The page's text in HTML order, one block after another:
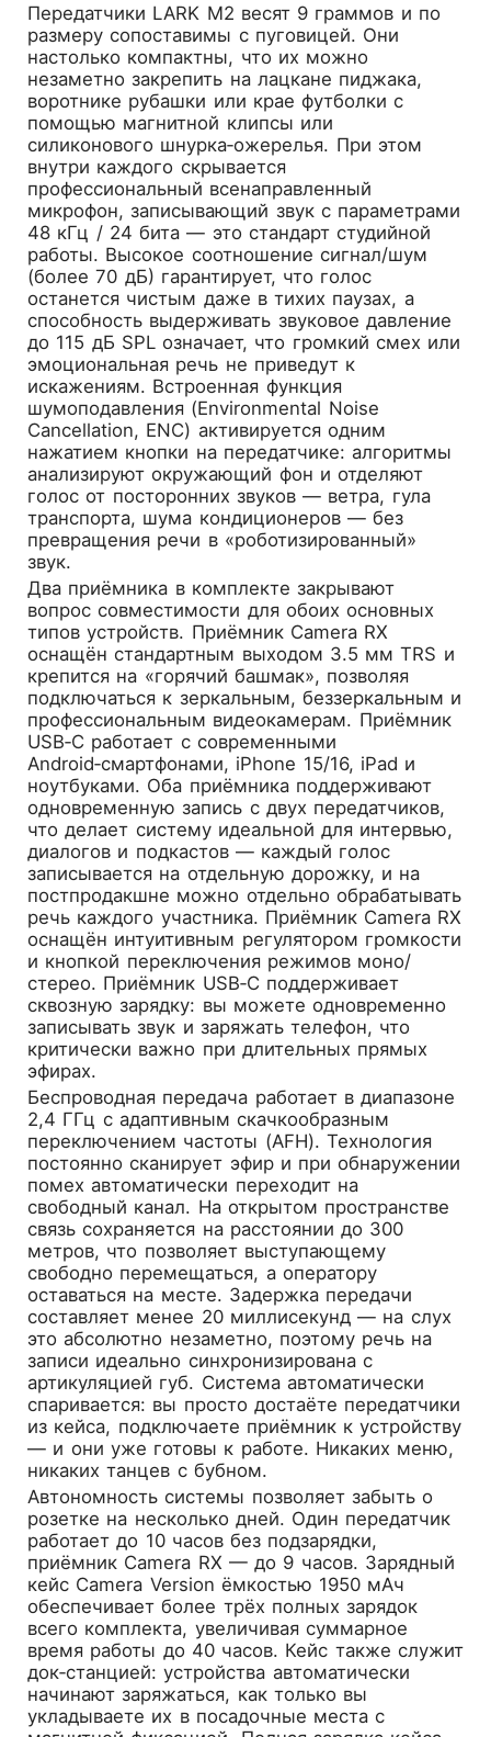
Передатчики LARK M2 весят 9 граммов и по
размеру сопоставимы с пуговицей. Они
настолько компактны, что их можно
незаметно закрепить на лацкане пиджака,
воротнике рубашки или крае футболки с
помощью магнитной клипсы или
силиконового шнурка‑ожерелья. При этом
внутри каждого скрывается
профессиональный всенаправленный
микрофон, записывающий звук с параметрами
48 кГц / 24 бита — это стандарт студийной
работы. Высокое соотношение сигнал/шум
(более 70 дБ) гарантирует, что голос
останется чистым даже в тихих паузах, а
способность выдерживать звуковое давление
до 115 дБ SPL означает, что громкий смех или
эмоциональная речь не приведут к
искажениям. Встроенная функция
шумоподавления (Environmental Noise
Cancellation, ENC) активируется одним
нажатием кнопки на передатчике: алгоритмы
анализируют окружающий фон и отделяют
голос от посторонних звуков — ветра, гула
транспорта, шума кондиционеров — без
превращения речи в «роботизированный»
звук.
Два приёмника в комплекте закрывают
вопрос совместимости для обоих основных
типов устройств. Приёмник Camera RX
оснащён стандартным выходом 3.5 мм TRS и
крепится на «горячий башмак», позволяя
подключаться к зеркальным, беззеркальным и
профессиональным видеокамерам. Приёмник
USB‑C работает с современными
Android‑смартфонами, iPhone 15/16, iPad и
ноутбуками. Оба приёмника поддерживают
одновременную запись с двух передатчиков,
что делает систему идеальной для интервью,
диалогов и подкастов — каждый голос
записывается на отдельную дорожку, и на
постпродакшне можно отдельно обрабатывать
речь каждого участника. Приёмник Camera RX
оснащён интуитивным регулятором громкости
и кнопкой переключения режимов моно/
стерео. Приёмник USB‑C поддерживает
сквозную зарядку: вы можете одновременно
записывать звук и заряжать телефон, что
критически важно при длительных прямых
эфирах.
Беспроводная передача работает в диапазоне
2,4 ГГц с адаптивным скачкообразным
переключением частоты (AFH). Технология
постоянно сканирует эфир и при обнаружении
помех автоматически переходит на
свободный канал. На открытом пространстве
связь сохраняется на расстоянии до 300
метров, что позволяет выступающему
свободно перемещаться, а оператору
оставаться на месте. Задержка передачи
составляет менее 20 миллисекунд — на слух
это абсолютно незаметно, поэтому речь на
записи идеально синхронизирована с
артикуляцией губ. Система автоматически
спаривается: вы просто достаёте передатчики
из кейса, подключаете приёмник к устройству
— и они уже готовы к работе. Никаких меню,
никаких танцев с бубном.
Автономность системы позволяет забыть о
розетке на несколько дней. Один передатчик
работает до 10 часов без подзарядки,
приёмник Camera RX — до 9 часов. Зарядный
кейс Camera Version ёмкостью 1950 мАч
обеспечивает более трёх полных зарядок
всего комплекта, увеличивая суммарное
время работы до 40 часов. Кейс также служит
док‑станцией: устройства автоматически
начинают заряжаться, как только вы
укладываете их в посадочные места с